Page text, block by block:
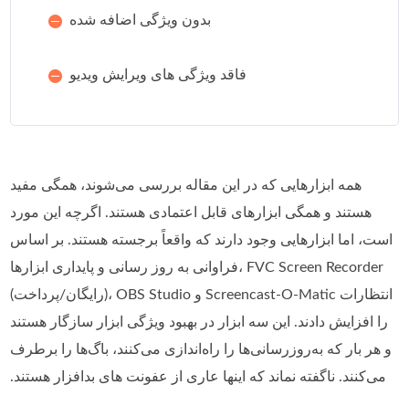
بدون ویژگی اضافه شده
فاقد ویژگی های ویرایش ویدیو
همه ابزارهایی که در این مقاله بررسی می‌شوند، همگی مفید
هستند و همگی ابزارهای قابل اعتمادی هستند. اگرچه این مورد
است، اما ابزارهایی وجود دارند که واقعاً برجسته هستند. بر اساس
فراوانی به روز رسانی و پایداری ابزارها، FVC Screen Recorder
(رایگان/پرداخت)، OBS Studio و Screencast-O-Matic انتظارات
را افزایش دادند. این سه ابزار در بهبود ویژگی ابزار سازگار هستند
و هر بار که به‌روزرسانی‌ها را راه‌اندازی می‌کنند، باگ‌ها را برطرف
می‌کنند. ناگفته نماند که اینها عاری از عفونت های بدافزار هستند.